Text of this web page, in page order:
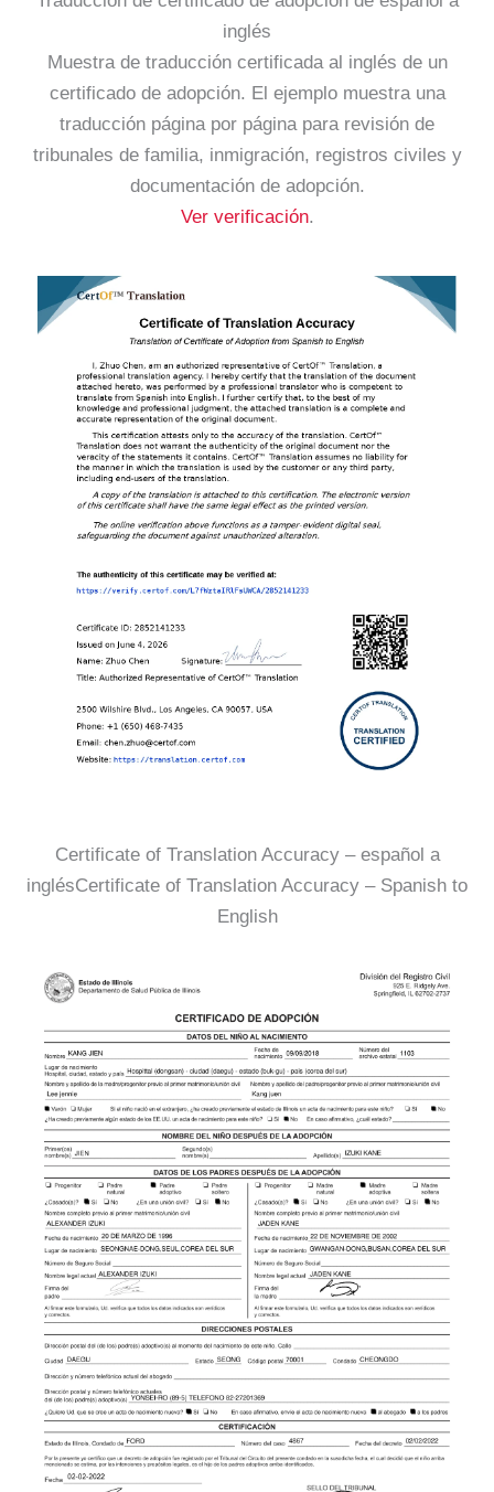
inglés
Muestra de traducción certificada al inglés de un
certificado de adopción. El ejemplo muestra una
traducción página por página para revisión de
tribunales de familia, inmigración, registros civiles y
documentación de adopción.
Ver verificación.
Certificate of Translation Accuracy – español a
inglésCertificate of Translation Accuracy – Spanish to
English